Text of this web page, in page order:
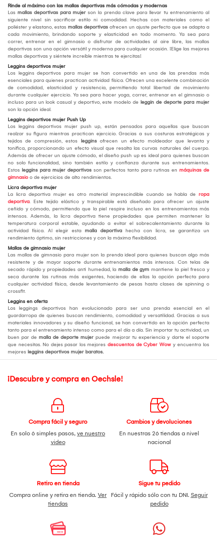
Rinde al máximo con las mallas deportivas más cómodas y modernas
Las mallas deportivas para mujer son la prenda clave para llevar tu entrenamiento al
siguiente nivel sin sacrificar estilo ni comodidad. Hechas con materiales como el
poliéster y elastano, estas mallas deportivas ofrecen un ajuste perfecto que se adapta a
cada movimiento, brindando soporte y elasticidad en todo momento. Ya sea para
correr, entrenar en el gimnasio o disfrutar de actividades al aire libre, las mallas
deportivas son una opción versátil y moderna para cualquier ocasión. ¡Elige las mejores
mallas deportivas y siéntete increíble mientras te ejercitas!
Leggins deportivos mujer
Los leggins deportivos para mujer se han convertido en una de las prendas más
esenciales para quienes practican actividad física. Ofrecen una excelente combinación
de comodidad, elasticidad y resistencia, permitiendo total libertad de movimiento
durante cualquier ejercicio. Ya sea para hacer yoga, correr, entrenar en el gimnasio o
incluso para un look casual y deportivo, este modelo de leggin de deporte para mujer
son la opción ideal.
Leggins deportivos mujer Push Up
Los leggins deportivos mujer push up, están pensados para aquellas que buscan
realzar su figura mientras practican ejercicio. Gracias a sus costuras estratégicas y
tejidos de compresión, estos leggins ofrecen un efecto moldeador que levanta y
tonifica, proporcionando un efecto visual que resalta las curvas naturales del cuerpo.
Además de ofrecer un ajuste cómodo, el diseño push up es ideal para quienes buscan
no solo funcionalidad, sino también estilo y confianza durante sus entrenamientos.
Estos leggins para mujer deportivos son perfectos tanto para rutinas en máquinas de
gimnasio o de ejercicios de alto rendimientos.
Licra deportiva mujer
La licra deportiva mujer es otro material imprescindible cuando se habla de ropa
deportiva. Este tejido elástico y transpirable está diseñado para ofrecer un ajuste
ceñido y cómodo, permitiendo que la piel respire incluso en los entrenamientos más
intensos. Además, la licra deportiva tiene propiedades que permiten mantener la
temperatura corporal estable, ayudando a evitar el sobrecalentamiento durante la
actividad física. Al elegir esta malla deportiva hecha con licra, se garantiza un
rendimiento óptimo, sin restricciones y con la máxima flexibilidad.
Mallas de gimnasio mujer
Las mallas de gimnasio para mujer son la prenda ideal para quienes buscan algo más
resistente y de mayor soporte durante entrenamientos más intensos. Con telas de
secado rápido y propiedades anti humedad, la malla de gym mantiene la piel fresca y
seca durante las rutinas más exigentes, haciendo de ellas la opción perfecta para
cualquier actividad física, desde levantamiento de pesas hasta clases de spinning o
crossfit.
Leggins en oferta
Los leggings deportivos han evolucionado para ser una prenda esencial en el
guardarropa de quienes buscan rendimiento, comodidad y versatilidad. Gracias a sus
materiales innovadores y su diseño funcional, se han convertido en la opción perfecta
tanto para el entrenamiento intenso como para el día a día. Sin importar tu actividad, un
buen par de malla de deporte mujer puede mejorar tu experiencia y darte el soporte
que necesitas. No dejes pasar los mejores descuentos de Cyber Wow y encuentra los
mejores leggins deportivos mujer baratos.
¡Descubre y compra en Oechsle!
Compra fácil y seguro
En solo 6 simples pasos, ve nuestro
video
Cambios y devoluciones
En nuestras 26 tiendas a nivel
nacional
Retiro en tienda
Compra online y retira en tienda. Ver
tiendas
Sigue tu pedido
Fácil y rápido sólo con tu DNI. Seguir
pedido